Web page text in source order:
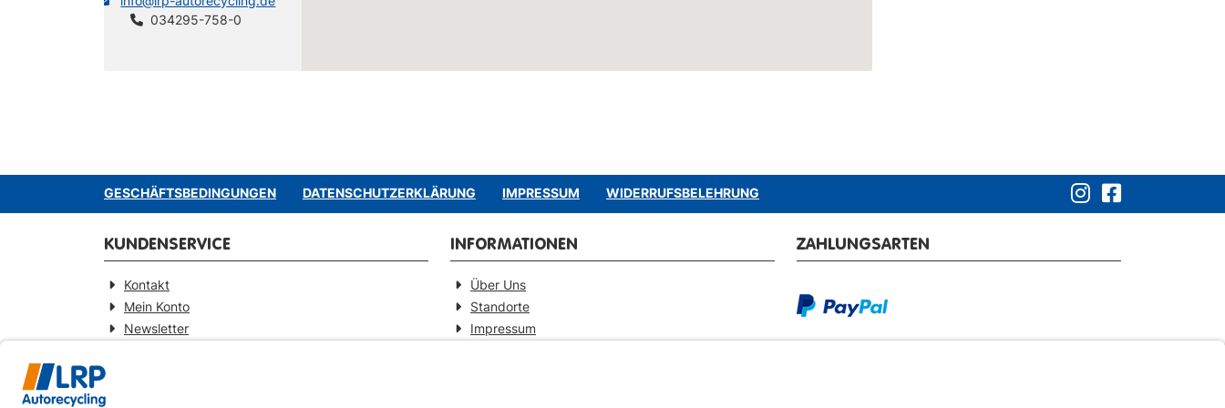
034295-758-0
GESCHÄFTSBEDINGUNGEN DATENSCHUTZERKLÄRUNG IMPRESSUM WIDERRUFSBELEHRUNG
KUNDENSERVICE
Kontakt
Mein Konto
Newsletter
INFORMATIONEN
Über Uns
Standorte
Impressum
ZAHLUNGSARTEN